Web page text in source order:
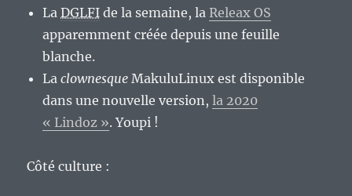
LaDGLFI de la semaine, laReleax OS
apparemment créée depuis une feuille
blanche.
Laclownesque MakuluLinux est disponible
dans une nouvelle version,la 2020
« Lindoz ». Youpi !
Côté culture :